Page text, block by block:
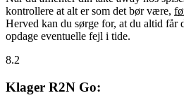
kontrollere at alt er som det bør være,
Herved kan du sørge for, at du altid får
opdage eventuelle fejl i tide.
8.2
Klager R2N Go: